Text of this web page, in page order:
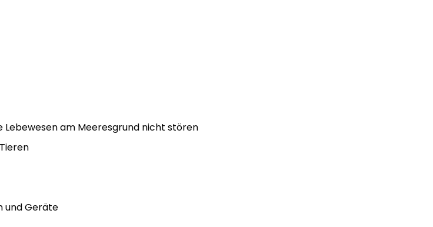
Lebewesen am Meeresgrund nicht stören
und Geräte